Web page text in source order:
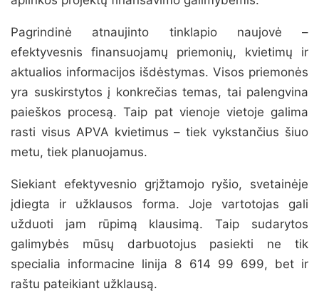
Pagrindinė atnaujinto tinklapio naujovė –
efektyvesnis finansuojamų priemonių, kvietimų ir
aktualios informacijos išdėstymas. Visos priemonės
yra suskirstytos į konkrečias temas, tai palengvina
paieškos procesą. Taip pat vienoje vietoje galima
rasti visus APVA kvietimus – tiek vykstančius šiuo
metu, tiek planuojamus.
Siekiant efektyvesnio grįžtamojo ryšio, svetainėje
įdiegta ir užklausos forma. Joje vartotojas gali
užduoti jam rūpimą klausimą. Taip sudarytos
galimybės mūsų darbuotojus pasiekti ne tik
specialia informacine linija 8 614 99 699, bet ir
raštu pateikiant užklausą.